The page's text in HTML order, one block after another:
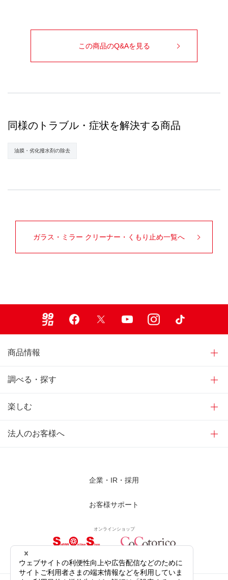
この商品のQ&Aを見る
同様のトラブル・症状を解決する商品
油膜・劣化撥水剤の除去
ガラス・ミラー クリーナー・くもり止め一覧へ
商品情報
調べる・探す
楽しむ
法人のお客様へ
企業・IR・採用
お客様サポート
オンラインショップ